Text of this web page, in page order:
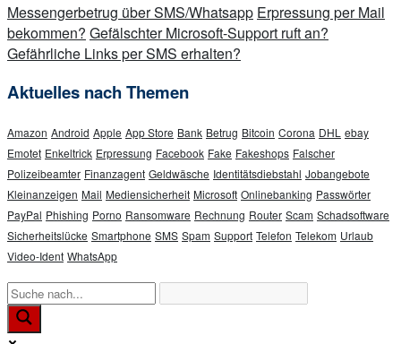
Messengerbetrug über SMS/Whatsapp Erpressung per Mail
bekommen? Gefälschter Microsoft-Support ruft an?
Gefährliche Links per SMS erhalten?
Aktuelles nach Themen
Amazon Android Apple App Store Bank Betrug Bitcoin Corona DHL ebay
Emotet Enkeltrick Erpressung Facebook Fake Fakeshops Falscher
Polizeibeamter Finanzagent Geldwäsche Identitätsdiebstahl Jobangebote
Kleinanzeigen Mail Mediensicherheit Microsoft Onlinebanking Passwörter
PayPal Phishing Porno Ransomware Rechnung Router Scam Schadsoftware
Sicherheitslücke Smartphone SMS Spam Support Telefon Telekom Urlaub
Video-Ident WhatsApp